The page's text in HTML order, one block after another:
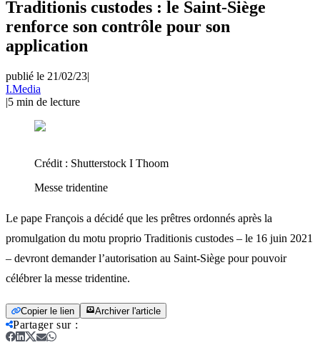
Traditionis custodes : le Saint-Siège
renforce son contrôle pour son
application
publié le 21/02/23|
I.Media
|5 min de lecture
Crédit : Shutterstock I Thoom
Messe tridentine
Le pape François a décidé que les prêtres ordonnés après la
promulgation du motu proprio Traditionis custodes – le 16 juin 2021
– devront demander l’autorisation au Saint-Siège pour pouvoir
célébrer la messe tridentine.
Copier le lien Archiver l'article
Partager sur: